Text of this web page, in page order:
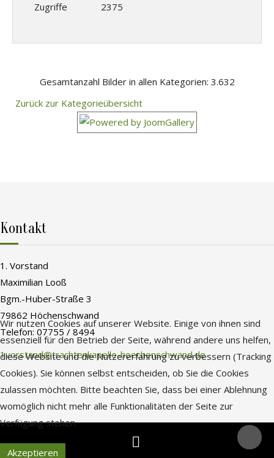
Zugriffe 2375
Gesamtanzahl Bilder in allen Kategorien: 3.632
Zurück zur Kategorieübersicht
Kontakt
1. Vorstand
Maximilian Looß
Bgm.-Huber-Straße 3
79862 Höchenschwand
Telefon: 07755 / 8494
1vorstand@trachtenkapelle-hoechenschwand.de
Wir nutzen Cookies auf unserer Website. Einige von ihnen sind
essenziell für den Betrieb der Seite, während andere uns helfen,
diese Website und die Nutzererfahrung zu verbessern (Tracking
Cookies). Sie können selbst entscheiden, ob Sie die Cookies
zulassen möchten. Bitte beachten Sie, dass bei einer Ablehnung
womöglich nicht mehr alle Funktionalitäten der Seite zur
Verfügung stehen.
Akzeptieren